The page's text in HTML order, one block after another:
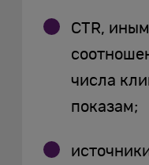
CTR,
числа
показам;